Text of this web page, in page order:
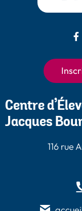
Centre
Jacques
116 rue